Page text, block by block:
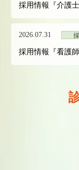
採用情報『介護
2026.07.31
採用情報『看護